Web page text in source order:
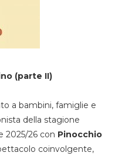
(parte II)
a bambini, famiglie e
della stagione
2025/26 con Pinocchio
coinvolgente,